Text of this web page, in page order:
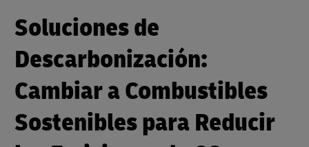
Soluciones de
Descarbonización:
Cambiar a Combustibles
Sostenibles para Reducir